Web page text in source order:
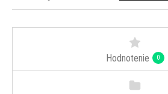
Hodnotenie 0